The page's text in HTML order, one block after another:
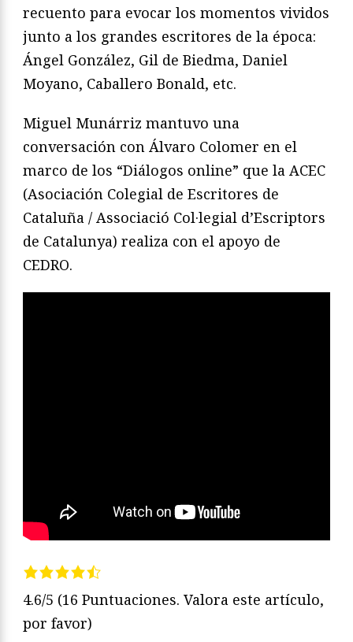
recuento para evocar los momentos vividos
junto a los grandes escritores de la época:
Ángel González, Gil de Biedma, Daniel
Moyano, Caballero Bonald, etc.
Miguel Munárriz mantuvo una
conversación con Álvaro Colomer en el
marco de los “Diálogos online” que la ACEC
(Asociación Colegial de Escritores de
Cataluña / Associació Col·legial d’Escriptors
de Catalunya) realiza con el apoyo de
CEDRO.
4.6/5 (16 Puntuaciones. Valora este artículo,
por favor)